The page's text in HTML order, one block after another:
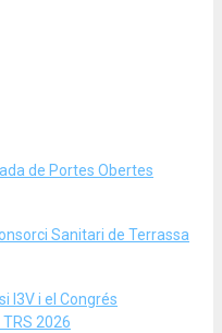
de Portes Obertes
Sanitari de Terrassa
I3V i el Congrés
TRS 2026